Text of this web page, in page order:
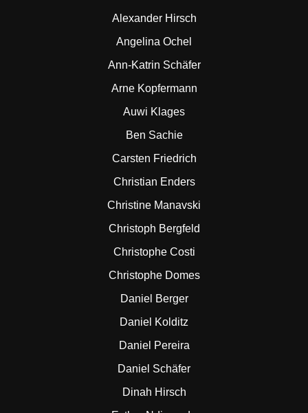
Alexander Hirsch
Angelina Ochel
Ann-Katrin Schäfer
Arne Kopfermann
Auwi Klages
Ben Sachie
Carsten Friedrich
Christian Enders
Christine Manavski
Christoph Bergfeld
Christophe Costi
Christophe Domes
Daniel Berger
Daniel Kolditz
Daniel Pereira
Daniel Schäfer
Dinah Hirsch